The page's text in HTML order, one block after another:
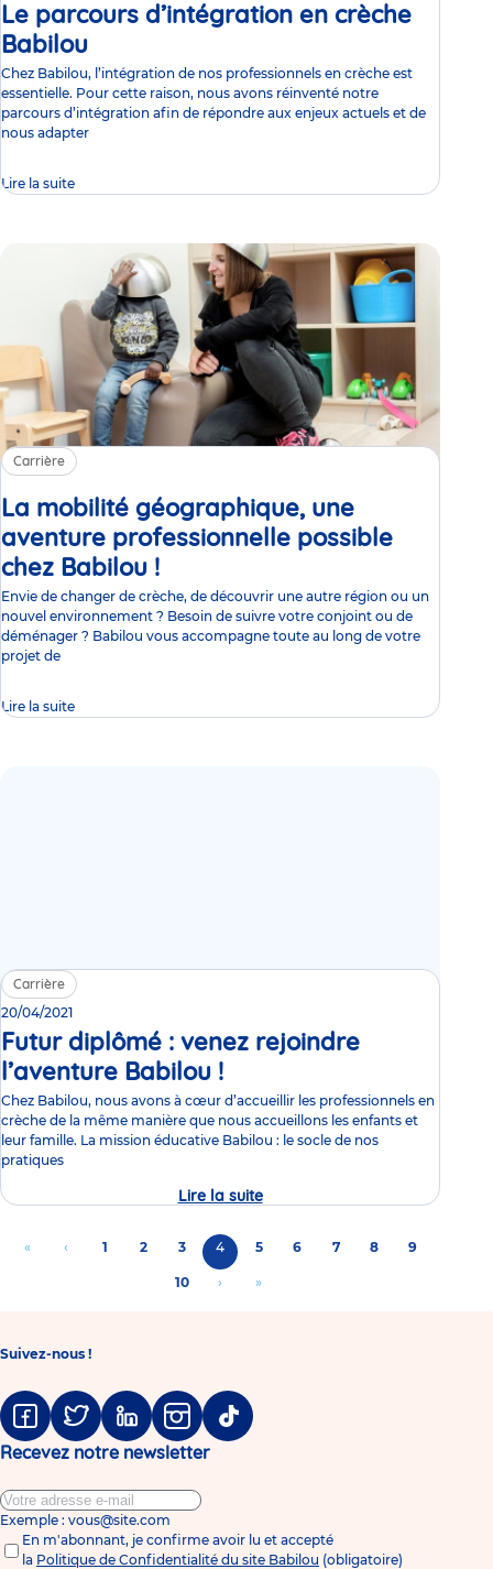
2021
Le parcours d’intégration en crèche
Babilou
Chez Babilou, l’intégration de nos professionnels en crèche est
essentielle. Pour cette raison, nous avons réinventé notre
parcours d’intégration afin de répondre aux enjeux actuels et de
nous adapter
Lire la suite
Carrière
La mobilité géographique, une
aventure professionnelle possible
chez Babilou !
Envie de changer de crèche, de découvrir une autre région ou un
nouvel environnement ? Besoin de suivre votre conjoint ou de
déménager ? Babilou vous accompagne toute au long de votre
projet de
Lire la suite
Carrière
20/04/2021
Futur diplômé : venez rejoindre
l’aventure Babilou !
Chez Babilou, nous avons à cœur d’accueillir les professionnels en
crèche de la même manière que nous accueillons les enfants et
leur famille. La mission éducative Babilou : le socle de nos
pratiques
Lire la suiteFutur
diplômé
venez
Pagination
Aller
page
«
Aller
précédente
‹ Page
1 Page
2 Page
3
Page
courante
4 Page
5 Page
6 Page
7 Page
8 Page
9
Page
10
Aller
suivante
›
Aller
»
Suivez-nous !
FacebookTwitter LinkedinInstagramTiktok
Recevez notre newsletter
Exemple : vous@site.com
En m'abonnant, je confirme avoir lu et accepté
la Politique de Confidentialité du site Babilou (obligatoire)